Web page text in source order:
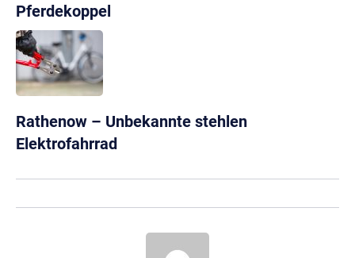
Pferdekoppel
Rathenow – Unbekannte stehlen
Elektrofahrrad